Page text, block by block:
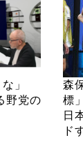
」
野党の
森
標
日
ド